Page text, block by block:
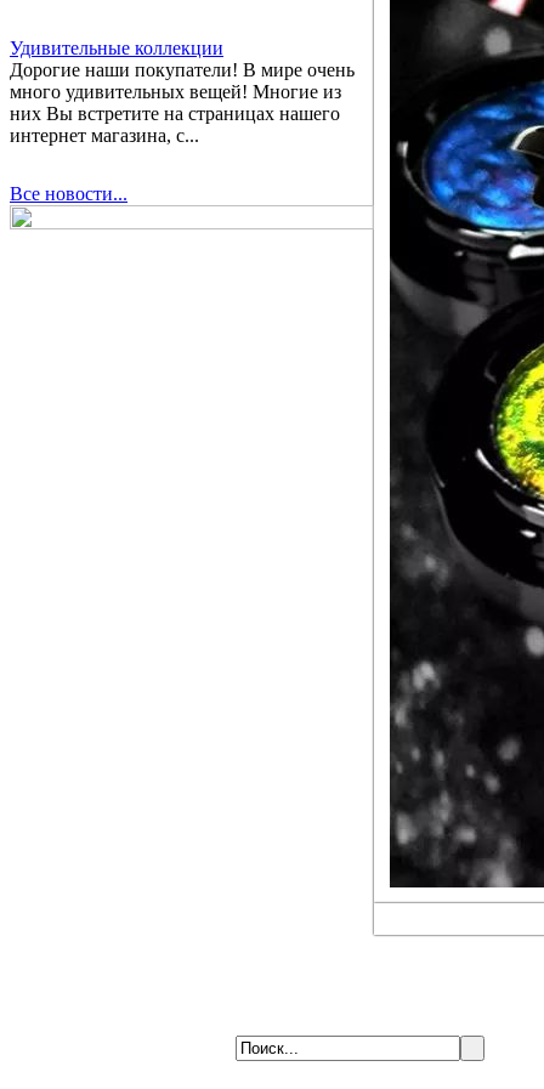
Удивительные коллекции
Дорогие наши покупатели! В мире очень
много удивительных вещей! Многие из
них Вы встретите на страницах нашего
интернет магазина, с...
Все новости...